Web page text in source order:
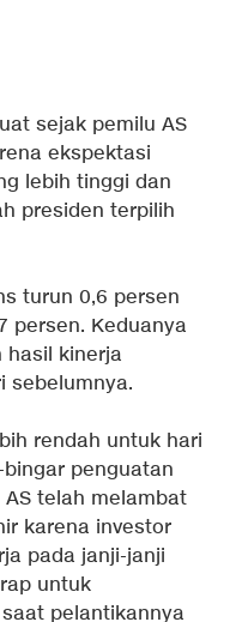
sejak pemilu AS
ekspektasi
lebih tinggi dan
presiden terpilih
turun 0,6 persen
persen. Keduanya
hasil kinerja
sebelumnya.
rendah untuk hari
penguatan
telah melambat
karena investor
pada janji-janji
untuk
pelantikannya